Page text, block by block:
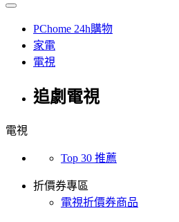
PChome 24h購物
家電
電視
追劇電視
電視
Top 30 推薦
折價券專區
電視折價券商品